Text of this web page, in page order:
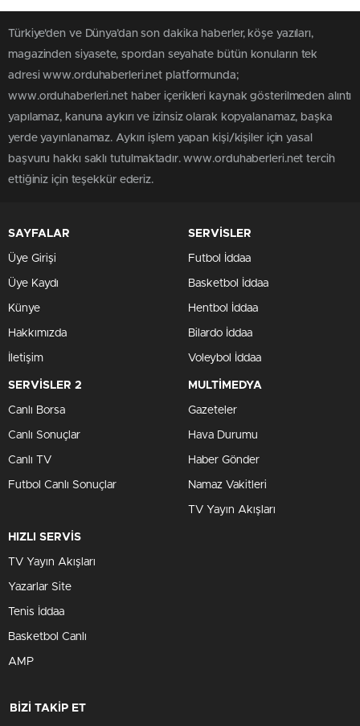
Türkiye'den ve Dünya’dan son dakika haberler, köşe yazıları,
magazinden siyasete, spordan seyahate bütün konuların tek
adresi www.orduhaberleri.net platformunda;
www.orduhaberleri.net haber içerikleri kaynak gösterilmeden alıntı
yapılamaz, kanuna aykırı ve izinsiz olarak kopyalanamaz, başka
yerde yayınlanamaz. Aykırı işlem yapan kişi/kişiler için yasal
başvuru hakkı saklı tutulmaktadır. www.orduhaberleri.net tercih
ettiğiniz için teşekkür ederiz.
SAYFALAR
Üye Girişi
Üye Kaydı
Künye
Hakkımızda
İletişim
SERVİSLER
Futbol İddaa
Basketbol İddaa
Hentbol İddaa
Bilardo İddaa
Voleybol İddaa
SERVİSLER 2
Canlı Borsa
Canlı Sonuçlar
Canlı TV
Futbol Canlı Sonuçlar
MULTİMEDYA
Gazeteler
Hava Durumu
Haber Gönder
Namaz Vakitleri
TV Yayın Akışları
HIZLI SERVİS
TV Yayın Akışları
Yazarlar Site
Tenis İddaa
Basketbol Canlı
AMP
BİZİ TAKİP ET